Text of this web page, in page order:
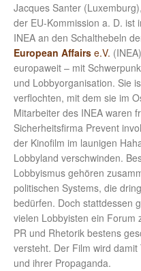
Jacques Santer
der EU-Kommission a. D. ist
INEA an den Schalthebeln
European Affairs e.V.
europaweit – mit
und Lobbyorganisation. Sie
verflochten, mit dem sie im
Mitarbeiter des INEA waren
Sicherheitsfirma Prevent
der Kinofilm im launigen
Lobbyland verschwinden.
Lobbyismus gehören
politischen Systems, die
bedürfen. Doch stattdessen
vielen Lobbyisten ein Forum
PR und Rhetorik bestens
versteht. Der Film wird
und ihrer Propaganda.